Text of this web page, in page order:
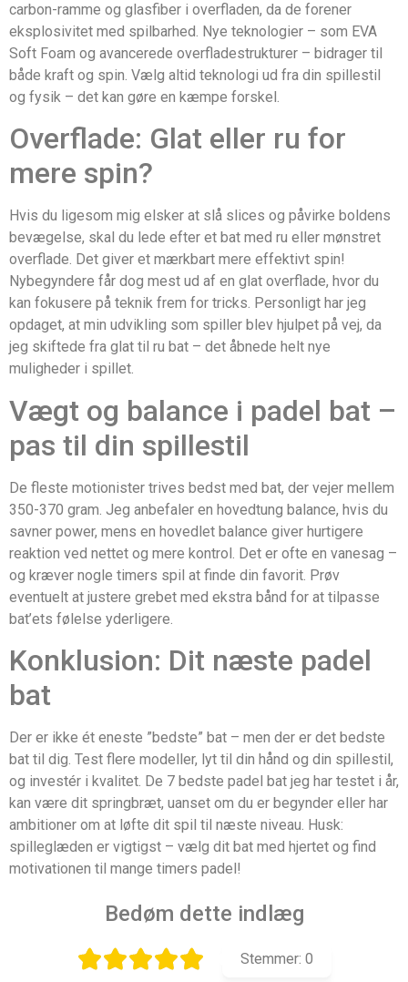
carbon-ramme og glasfiber i overfladen, da de forener
eksplosivitet med spilbarhed. Nye teknologier – som EVA
Soft Foam og avancerede overfladestrukturer – bidrager til
både kraft og spin. Vælg altid teknologi ud fra din spillestil
og fysik – det kan gøre en kæmpe forskel.
Overflade: Glat eller ru for
mere spin?
Hvis du ligesom mig elsker at slå slices og påvirke boldens
bevægelse, skal du lede efter et bat med ru eller mønstret
overflade. Det giver et mærkbart mere effektivt spin!
Nybegyndere får dog mest ud af en glat overflade, hvor du
kan fokusere på teknik frem for tricks. Personligt har jeg
opdaget, at min udvikling som spiller blev hjulpet på vej, da
jeg skiftede fra glat til ru bat – det åbnede helt nye
muligheder i spillet.
Vægt og balance i padel bat –
pas til din spillestil
De fleste motionister trives bedst med bat, der vejer mellem
350-370 gram. Jeg anbefaler en hovedtung balance, hvis du
savner power, mens en hovedlet balance giver hurtigere
reaktion ved nettet og mere kontrol. Det er ofte en vanesag –
og kræver nogle timers spil at finde din favorit. Prøv
eventuelt at justere grebet med ekstra bånd for at tilpasse
bat’ets følelse yderligere.
Konklusion: Dit næste padel
bat
Der er ikke ét eneste ”bedste” bat – men der er det bedste
bat til dig. Test flere modeller, lyt til din hånd og din spillestil,
og investér i kvalitet. De 7 bedste padel bat jeg har testet i år,
kan være dit springbræt, uanset om du er begynder eller har
ambitioner om at løfte dit spil til næste niveau. Husk:
spilleglæden er vigtigst – vælg dit bat med hjertet og find
motivationen til mange timers padel!
Bedøm dette indlæg
Stemmer: 0